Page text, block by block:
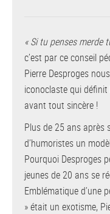
« Si tu penses merde
c’est par ce conseil
Pierre Desproges
iconoclaste qui
avant tout sincère !
Plus de 25 ans après
d’humoristes un
Pourquoi Desproges
jeunes de 20 ans se
Emblématique d’une
» était un exotisme,